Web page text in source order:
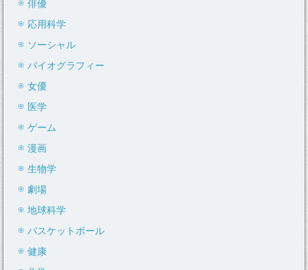
俳優
応用科学
ソーシャル
バイオグラフィー
女優
医学
ゲーム
漫画
生物学
劇場
地球科学
バスケットボール
健康